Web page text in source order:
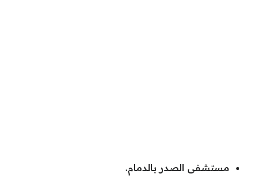
مستشفى الصدر بالدمام.